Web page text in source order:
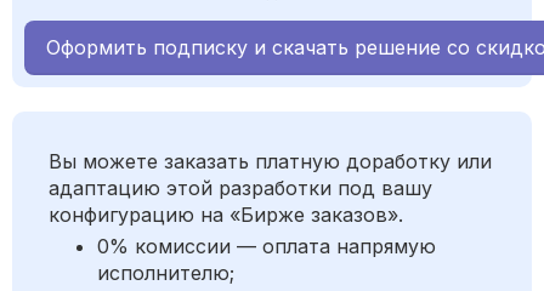
Оформить подписку и скачать решение со
Вы можете заказать платную доработку или
адаптацию этой разработки под вашу
конфигурацию на «Бирже заказов».
0% комиссии — оплата напрямую
исполнителю;